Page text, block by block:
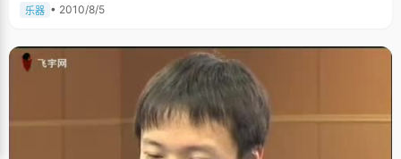
乐器 • 2010/8/5